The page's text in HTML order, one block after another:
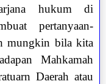
hukum di
pertanyaan-
mungkin bila kita
Mahkamah
Daerah atau